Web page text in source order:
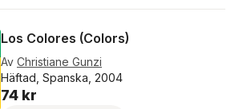
Los Colores (Colors)
Av Christiane Gunzi
Häftad, Spanska, 2004
74 kr